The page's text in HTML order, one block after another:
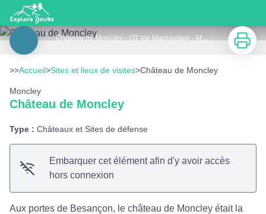
Château de Moncley
Château de Moncley - OT Val Marnaysien - Mélody EDELINE
Voir l'image en plein écran
Imprimer
>>Accueil>Sites et lieux de visites>Château de Moncley
Moncley
Château de Moncley
Type : Châteaux et Sites de défense
Embarquer cet élément afin d'y avoir accès
hors connexion
Aux portes de Besançon, le château de Moncley était la